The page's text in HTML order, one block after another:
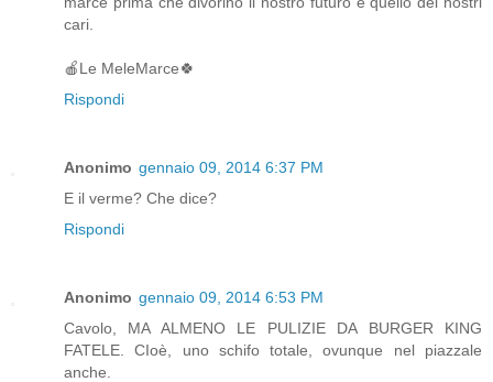
cari.
🍎Le MeleMarce🍀
Rispondi
Anonimo gennaio 09, 2014 6:37 PM
E il verme? Che dice?
Rispondi
Anonimo gennaio 09, 2014 6:53 PM
Cavolo, MA ALMENO LE PULIZIE DA BURGER KING
FATELE. CIoè, uno schifo totale, ovunque nel piazzale
anche.